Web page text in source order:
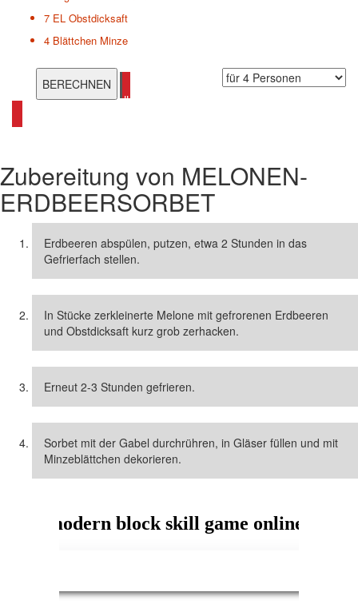
7 EL Obstdicksaft
4 Blättchen Minze
alle Erdbeer Rezepte ansehen
Zubereitung von MELONEN-
ERDBEERSORBET
Erdbeeren abspülen, putzen, etwa 2 Stunden in das
Gefrierfach stellen.
In Stücke zerkleinerte Melone mit gefrorenen Erdbeeren
und Obstdicksaft kurz grob zerhacken.
Erneut 2-3 Stunden gefrieren.
Sorbet mit der Gabel durchrühren, in Gläser füllen und mit
Minzeblättchen dekorieren.